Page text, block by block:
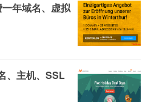
年域名、虚拟
、主机、SSL